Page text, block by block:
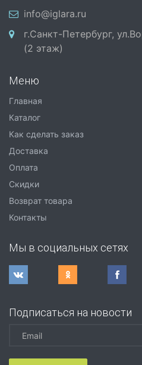
info@iglara.ru
г.Санкт-Петербург,
(2 этаж)
Меню
Главная
Каталог
Как сделать заказ
Доставка
Оплата
Скидки
Возврат товара
Контакты
Мы в социальных сетях
Подписаться на новости